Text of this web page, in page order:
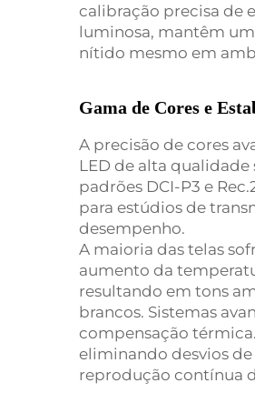
calibração precisa de
luminosa, mantêm
nítido mesmo em
Gama de Cores e
A precisão de cores
LED de alta
padrões DCI-P3 e
para estúdios de
desempenho.
A maioria das telas
aumento da
resultando em tons
brancos. Sistemas
compensação
eliminando desvios
reprodução contínua